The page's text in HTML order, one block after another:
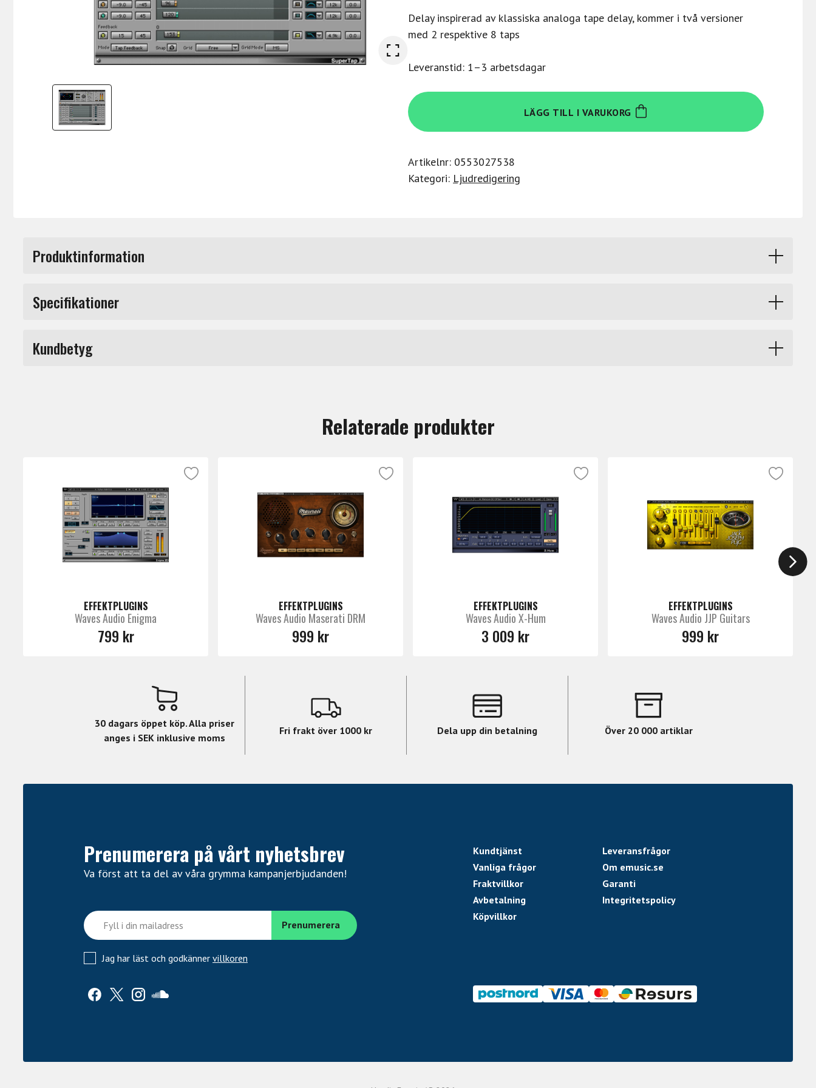
Delay inspirerad av klassiska analoga tape delay, kommer i två versioner
med 2 respektive 8 taps
Leveranstid: 1–3 arbetsdagar
Waves
Audio
SuperTap
LÄGG TILL I VARUKORG
Artikelnr: 0553027538
Kategori: Ljudredigering
Produktinformation
processing power. Sync to your host tempo or tap it in; SuperTap gets you into the right groove.
Specifikationer
Kundbetyg
Relaterade produkter
EFFEKTPLUGINS
Waves Audio Enigma
799 kr
EFFEKTPLUGINS
Waves Audio Maserati DRM
999 kr
EFFEKTPLUGINS
Waves Audio X-Hum
3 009 kr
EFFEKTPLUGINS
Waves Audio JJP Guitars
999 kr
30 dagars öppet köp. Alla priser
anges i SEK inklusive moms
Fri frakt över 1000 kr Dela upp din betalning Över 20 000 artiklar
Prenumerera på vårt nyhetsbrev
Va först att ta del av våra grymma kampanjerbjudanden!
Jag har läst och godkänner villkoren
Kundtjänst
Leveransfrågor
Vanliga frågor
Om emusic.se
Fraktvillkor
Garanti
Avbetalning
Integritetspolicy
Köpvillkor